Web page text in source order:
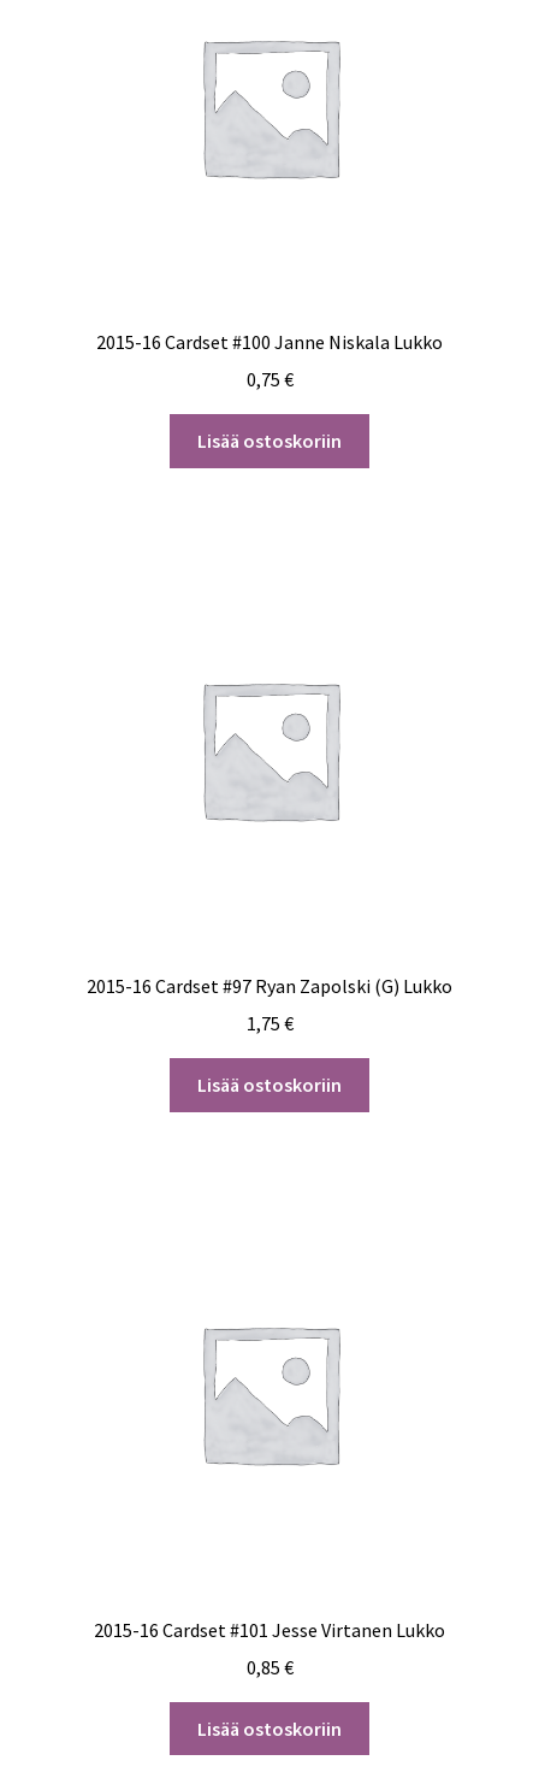
2015-16 Cardset #100 Janne Niskala Lukko
0,75 €
Lisää ostoskoriin
2015-16 Cardset #97 Ryan Zapolski (G) Lukko
1,75 €
Lisää ostoskoriin
2015-16 Cardset #101 Jesse Virtanen Lukko
0,85 €
Lisää ostoskoriin